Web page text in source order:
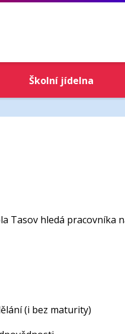
Školní jídelna
Tasov hledá pracovníka
(i bez maturity)